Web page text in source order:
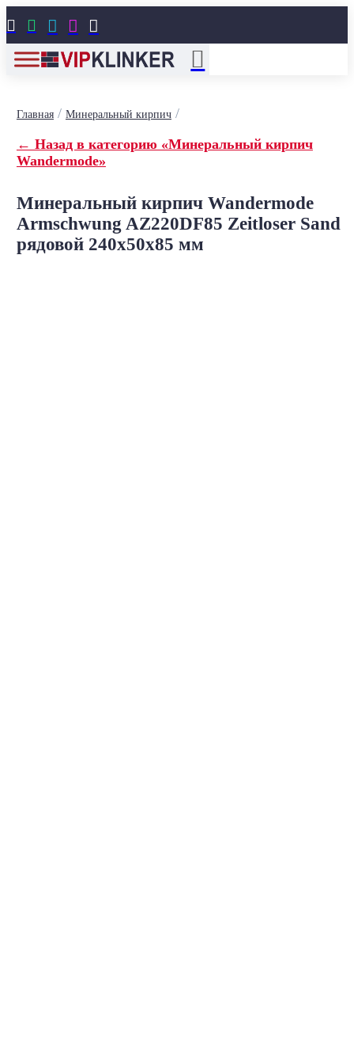
    
Главная/ Минеральный кирпич/
← Назад в категорию «Минеральный кирпич
Wandermode»
Минеральный кирпич Wandermode
Armschwung AZ220DF85 Zeitloser Sand
рядовой 240x50x85 мм